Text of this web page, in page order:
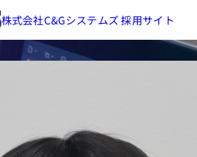
株式会社C&Gシステムズ 採用サイト